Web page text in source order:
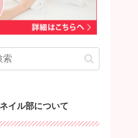
イル部について